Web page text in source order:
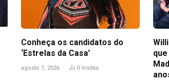
Conheça os candidatos do
‘Estrelas da Casa’
agosto 7, 2026 0 Visitas